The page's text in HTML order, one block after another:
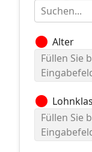
Suchen...
circle Alter
Füllen Sie
circle
Füllen Sie